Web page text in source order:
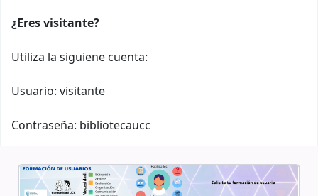
¿Eres visitante?
Utiliza la siguiene cuenta:
Usuario: visitante
Contraseña: bibliotecaucc